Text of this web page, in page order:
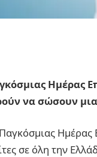
Ημέρας
να σώσουν
σε όλη την